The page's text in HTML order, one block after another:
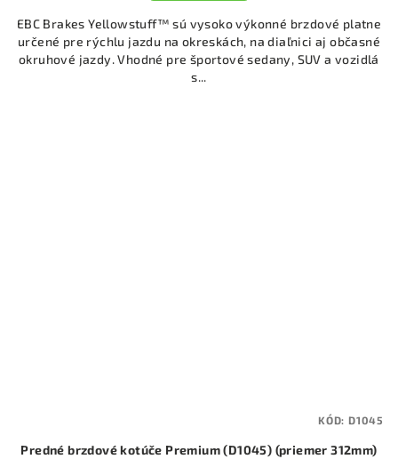
EBC Brakes Yellowstuff™ sú vysoko výkonné brzdové platne
určené pre rýchlu jazdu na okreskách, na diaľnici aj občasné
okruhové jazdy. Vhodné pre športové sedany, SUV a vozidlá
s...
Predné brzdové kotúče Premium (D1045) (priemer 312mm)
KÓD: D1045